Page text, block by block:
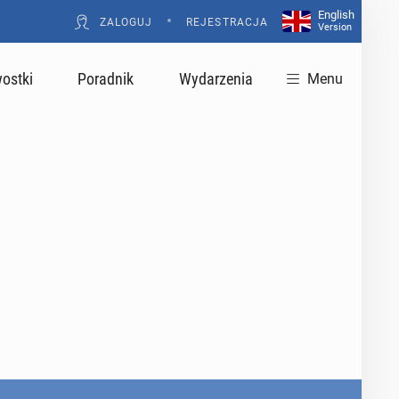
ZALOGUJ • REJESTRACJA
English
Version
Poradnik Wydarzenia Menu